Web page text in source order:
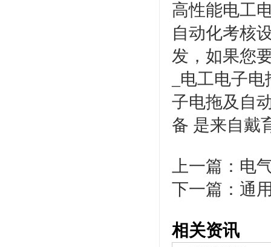
高性能电工
自动化考核
发，如果您
_电工电子
子电拖及自
备 是来自戴
上一篇： 电
下一篇： 通
相关资讯